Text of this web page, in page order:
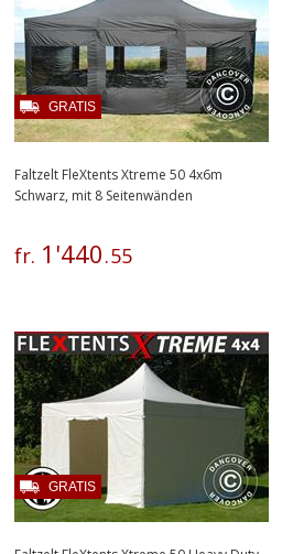
Faltzelt FleXtents Xtreme 50 4x6m
Schwarz, mit 8 Seitenwänden
fr. 1 '440.55
GRATIS
GRATIS